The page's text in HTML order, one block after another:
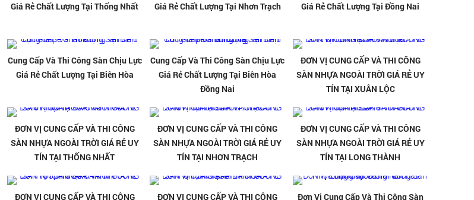
Giá Rẻ Chất Lượng Tại Thống Nhất
Giá Rẻ Chất Lượng Tại Nhơn Trạch
Giá Rẻ Chất Lượng Tại Đồng Nai
Cung Cấp Và Thi Công Sàn Chịu Lực
Giá Rẻ Chất Lượng Tại Biên Hòa
Cung Cấp Và Thi Công Sàn Chịu Lực
Giá Rẻ Chất Lượng Tại Biên Hòa
Đồng Nai
ĐƠN VỊ CUNG CẤP VÀ THI CÔNG
SÀN NHỰA NGOÀI TRỜI GIÁ RẺ UY
TÍN TẠI XUÂN LỘC
ĐƠN VỊ CUNG CẤP VÀ THI CÔNG
SÀN NHỰA NGOÀI TRỜI GIÁ RẺ UY
TÍN TẠI THỐNG NHẤT
ĐƠN VỊ CUNG CẤP VÀ THI CÔNG
SÀN NHỰA NGOÀI TRỜI GIÁ RẺ UY
TÍN TẠI NHƠN TRẠCH
ĐƠN VỊ CUNG CẤP VÀ THI CÔNG
SÀN NHỰA NGOÀI TRỜI GIÁ RẺ UY
TÍN TẠI LONG THÀNH
ĐƠN VỊ CUNG CẤP VÀ THI CÔNG
ĐƠN VỊ CUNG CẤP VÀ THI CÔNG
Đơn Vị Cung Cấp Và Thi Công Sàn